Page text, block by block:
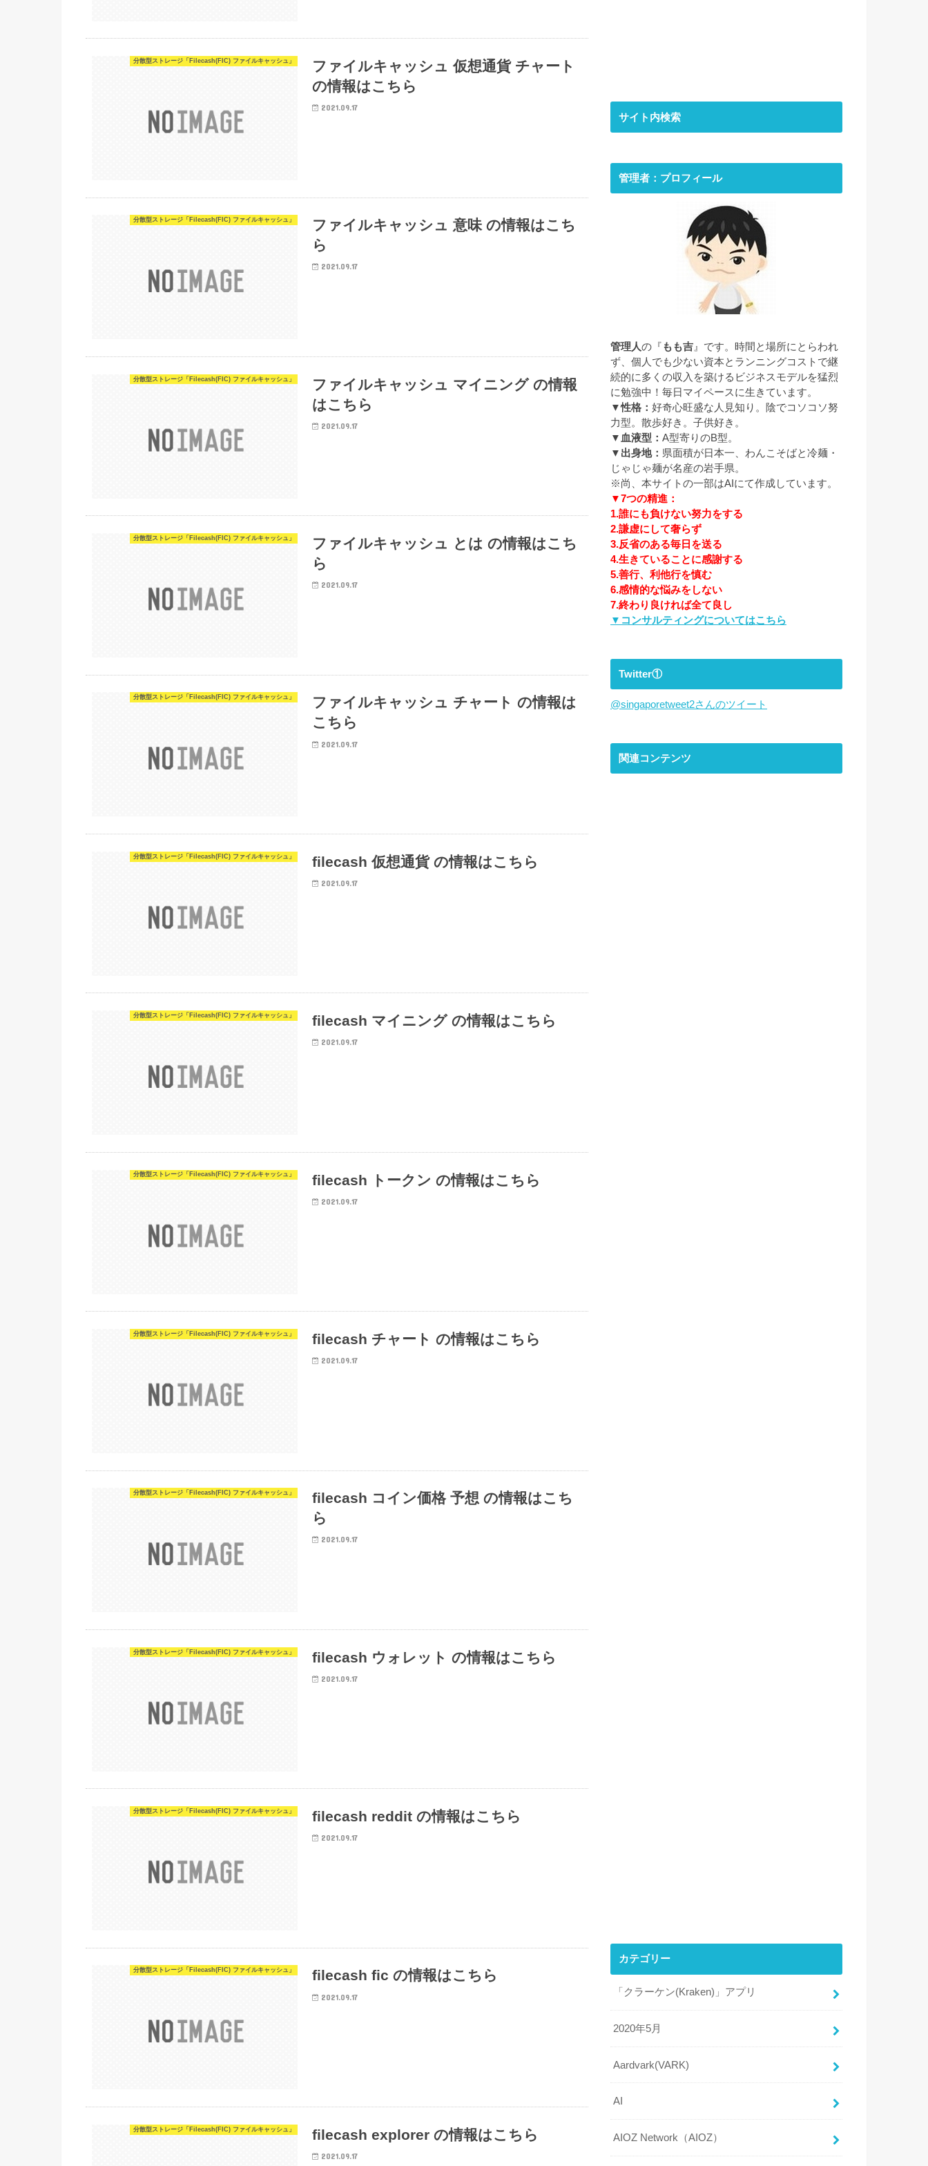
分散型ストレージ「Filecash(FIC) ファイルキャッシュ」
ファイルキャッシュ 仮想通貨 チャート
の情報はこちら
2021.09.17
分散型ストレージ「Filecash(FIC) ファイルキャッシュ」
ファイルキャッシュ 意味 の情報はこち
ら
2021.09.17
分散型ストレージ「Filecash(FIC) ファイルキャッシュ」
ファイルキャッシュ マイニング の情報
はこちら
2021.09.17
分散型ストレージ「Filecash(FIC) ファイルキャッシュ」
ファイルキャッシュ とは の情報はこち
ら
2021.09.17
分散型ストレージ「Filecash(FIC) ファイルキャッシュ」
ファイルキャッシュ チャート の情報は
こちら
2021.09.17
分散型ストレージ「Filecash(FIC) ファイルキャッシュ」 filecash 仮想通貨 の情報はこちら
2021.09.17
分散型ストレージ「Filecash(FIC) ファイルキャッシュ」 filecash マイニング の情報はこちら
2021.09.17
分散型ストレージ「Filecash(FIC) ファイルキャッシュ」 filecash トークン の情報はこちら
2021.09.17
分散型ストレージ「Filecash(FIC) ファイルキャッシュ」 filecash チャート の情報はこちら
2021.09.17
分散型ストレージ「Filecash(FIC) ファイルキャッシュ」
filecash コイン価格 予想 の情報はこち
ら
2021.09.17
分散型ストレージ「Filecash(FIC) ファイルキャッシュ」 filecash ウォレット の情報はこちら
2021.09.17
分散型ストレージ「Filecash(FIC) ファイルキャッシュ」 filecash reddit の情報はこちら
2021.09.17
分散型ストレージ「Filecash(FIC) ファイルキャッシュ」 filecash fic の情報はこちら
2021.09.17
分散型ストレージ「Filecash(FIC) ファイルキャッシュ」 filecash explorer の情報はこちら
2021.09.17
サイト内検索
管理者：プロフィール
管理人の『もも吉』です。時間と場所にとらわれ
ず、個人でも少ない資本とランニングコストで継
続的に多くの収入を築けるビジネスモデルを猛烈
に勉強中！毎日マイペースに生きています。
▼性格： 好奇心旺盛な人見知り。陰でコソコソ努
力型。散歩好き。子供好き。
▼血液型： A型寄りのB型。
▼出身地： 県面積が日本一、わんこそばと冷麺・
じゃじゃ麺が名産の岩手県。
※尚、本サイトの一部はAIにて作成しています。
▼7つの精進：
1.誰にも負けない努力をする
2.謙虚にして奢らず
3.反省のある毎日を送る
4.生きていることに感謝する
5.善行、利他行を慎む
6.感情的な悩みをしない
7.終わり良ければ全て良し
▼コンサルティングについてはこちら
Twitter①
@singaporetweet2さんのツイート
関連コンテンツ
カテゴリー
「クラーケン(Kraken)」アプリ
2020年5月
Aardvark(VARK)
AI
AIOZ Network（AIOZ）